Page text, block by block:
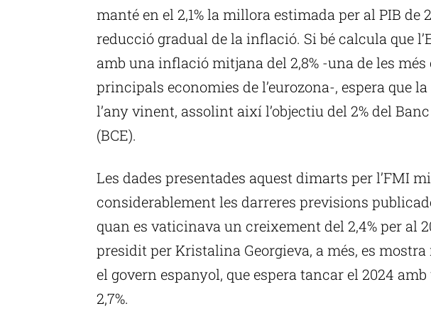
manté en el 2,1% la millora estimada per al PIB de
reducció gradual de la inflació. Si bé calcula que
amb una inflació mitjana del 2,8% -una de les més
principals economies de l’eurozona-, espera que la
l’any vinent, assolint així l’objectiu del 2% del
(BCE).
Les dades presentades aquest dimarts per l’FMI
considerablement les darreres previsions
quan es vaticinava un creixement del 2,4% per al
presidit per Kristalina Georgieva, a més, es
el govern espanyol, que espera tancar el 2024
2,7%.